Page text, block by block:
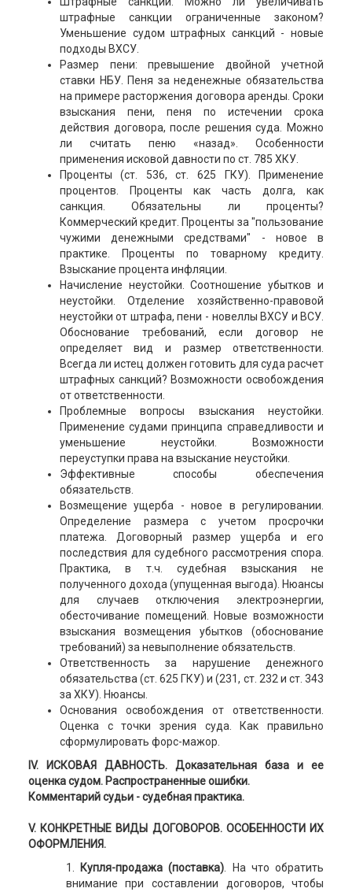
штрафные санкции ограниченные законом?
Уменьшение судом штрафных санкций - новые
подходы ВХСУ.
Размер пени: превышение двойной учетной
ставки НБУ. Пеня за неденежные обязательства
на примере расторжения договора аренды. Сроки
взыскания пени, пеня по истечении срока
действия договора, после решения суда. Можно
ли считать пеню «назад». Особенности
применения исковой давности по ст. 785 ХКУ.
Проценты (ст. 536, ст. 625 ГКУ). Применение
процентов. Проценты как часть долга, как
санкция. Обязательны ли проценты?
Коммерческий кредит. Проценты за "пользование
чужими денежными средствами" - новое в
практике. Проценты по товарному кредиту.
Взыскание процента инфляции.
Начисление неустойки. Соотношение убытков и
неустойки. Отделение хозяйственно-правовой
неустойки от штрафа, пени - новеллы ВХСУ и ВСУ.
Обоснование требований, если договор не
определяет вид и размер ответственности.
Всегда ли истец должен готовить для суда расчет
штрафных санкций? Возможности освобождения
от ответственности.
Проблемные вопросы взыскания неустойки.
Применение судами принципа справедливости и
уменьшение неустойки. Возможности
переуступки права на взыскание неустойки.
Эффективные способы обеспечения
обязательств.
Возмещение ущерба - новое в регулировании.
Определение размера с учетом просрочки
платежа. Договорный размер ущерба и его
последствия для судебного рассмотрения спора.
Практика, в т.ч. судебная взыскания не
полученного дохода (упущенная выгода). Нюансы
для случаев отключения электроэнергии,
обесточивание помещений. Новые возможности
взыскания возмещения убытков (обоснование
требований) за невыполнение обязательств.
Ответственность за нарушение денежного
обязательства (ст. 625 ГКУ) и (231, ст. 232 и ст. 343
за ХКУ). Нюансы.
Основания освобождения от ответственности.
Оценка с точки зрения суда. Как правильно
сформулировать форс-мажор.
ІV. ИСКОВАЯ ДАВНОСТЬ. Доказательная база и ее
оценка судом. Распространенные ошибки.
Комментарий судьи - судебная практика.
V. КОНКРЕТНЫЕ ВИДЫ ДОГОВОРОВ. ОСОБЕННОСТИ ИХ
ОФОРМЛЕНИЯ.
1.
Купля-продажа (поставка) . На что обратить
внимание при составлении договоров, чтобы